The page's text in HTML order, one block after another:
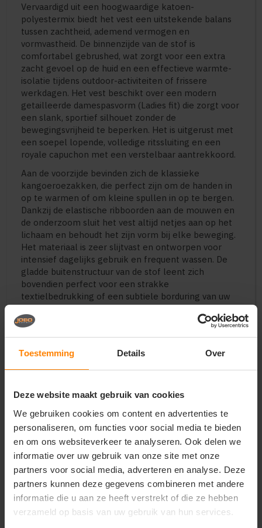
Toestemming Details Over
Deze website maakt gebruik van cookies
We gebruiken cookies om content en advertenties te
personaliseren, om functies voor social media te bieden
en om ons websiteverkeer te analyseren. Ook delen we
informatie over uw gebruik van onze site met onze
partners voor social media, adverteren en analyse. Deze
partners kunnen deze gegevens combineren met andere
informatie die u aan ze heeft verstrekt of die ze hebben
verzameld op basis van uw gebruik van hun services.
Vervaardigd uit een hoogwaardige katoen-
polyestermix biedt het vest een uitstekende balans
tussen zachtheid, ademend vermogen en
vormvastheid. De binnenzijde van de stof is
comfortabel gebrushed, wat zorgt voor een extra
zacht gevoel op de huid en een effectieve warmte-
isolatie tijdens outdoor-activiteiten of frissere
werkdagen. Het vest beschikt over een modern
getailleerde damespasvorm (Ladies fit) die zorgt voor
een slank, sportief silhouet zonder de
bewegingsvrijheid te beperken. Het is uitgerust met
een soepel lopende, volledige ritssluiting en een
royale capuchon met een verstelbaar aantrekkoord.
Aan de voorzijde bevinden zich de klassieke
kangoeroezakken, die perfect zijn om de handen in
op te warmen of om kleine spullen in op te bergen.
Dankzij de elastische ribboorden aan de mouwen en
de onderzoom sluit het vest altijd netjes aan op het
lichaam en behoudt het zijn vorm bij elke beweging.
Het materiaal is zeer slijtvast en ontworpen voor
intensief dagelijks gebruik en frequent wassen. De
gladde buitenstructuur van de stof leent zich
bovendien perfect voor een strakke
textielbedrukking of een subtiele borduring van uw
bedrijfs-, club- of schoollogo op de borst of rug.
Perfect voor:
dames in de retail, hospitality, zorg en buitendiensten
Uniforme teamkleding voor sportverenigingen,
Budgetvriendelijke en herkenbare merchandise
voor evenementen, crews en casual kledingmerken
Belangrijkste kenmerken:
Materiaal:Premium materiaalmix van katoen en
polyester met een zachte, warme binnenzijde
Design:Volledige ritssluiting, verstelbare
capuchon met koord en handige kangoeroezakken
Pasvorm:Elegant getailleerde damespasvorm
voor een sportieve en verzorgde uitstraling
Onderhoud:
Slijtvast en vormvast materiaal dat